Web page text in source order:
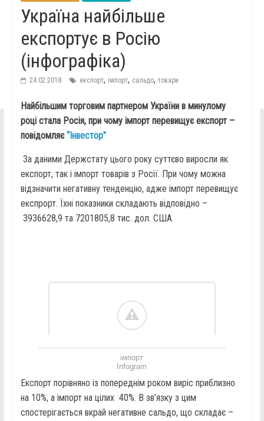
Україна найбільше
експортує в Росію
(інфографіка)
24.02.2018 експорт, імпорт, сальдо, товари
Найбільшим торговим партнером України в минулому
році стала Росія, при чому імпорт перевищує експорт –
повідомляє“Інвестор”
За даними Держстату цього року суттєво виросли як
експорт, так і імпорт товарів з Росії. При чому можна
відзначити негативну тенденцію, адже імпорт перевищує
експрорт. Їхні показники складають відповідно –
3936628,9 та 7201805,8 тис. дол. США.
імпорт
Infogram
Експорт порівняно із попереднім роком виріс приблизно
на 10%, а імпорт на цілих 40%. В зв’язку з цим
спостерігається вкрай негативне сальдо, що складає –